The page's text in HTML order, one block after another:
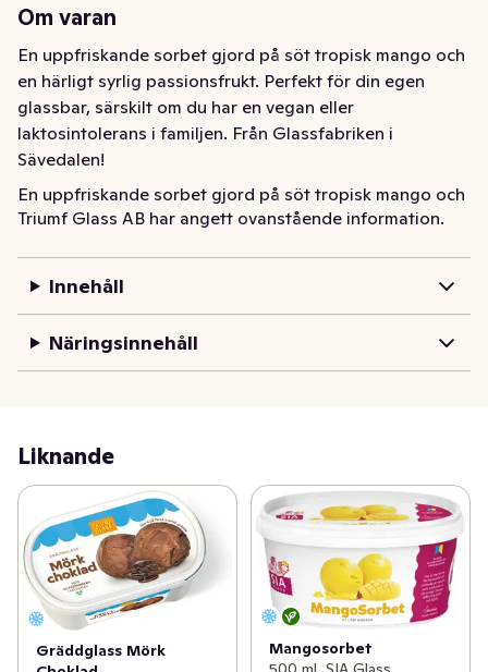
Om varan
En uppfriskande sorbet gjord på söt tropisk mango och
en härligt syrlig passionsfrukt. Perfekt för din egen
glassbar, särskilt om du har en vegan eller
laktosintolerans i familjen. Från Glassfabriken i
Sävedalen!
En uppfriskande sorbet gjord på söt tropisk mango och
en härligt syrlig passionsfrukt. Perfekt för din egen
Sävedalen!
Triumf Glass AB har angett ovanstående information.
Innehåll
Näringsinnehåll
Liknande
Gräddglass Mörk
Mangosorbet